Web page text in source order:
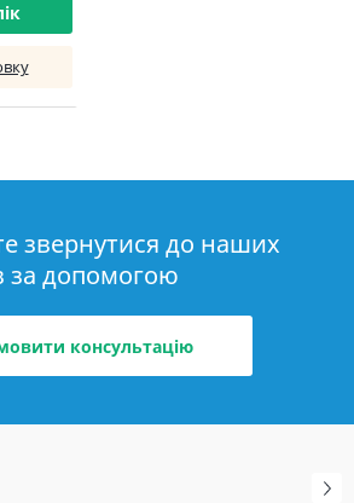
звернутися до наших
за допомогою
консультацію